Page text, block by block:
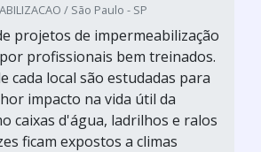
/ São Paulo - SP
projetos de impermeabilização
profissionais bem treinados.
cada local são estudadas para
impacto na vida útil da
caixas d'água, ladrilhos e ralos
ficam expostos a climas